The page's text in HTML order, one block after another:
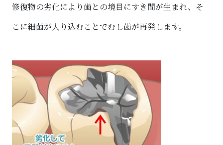
修復物の劣化により歯との境目にすき間が生まれ、そ
こに細菌が入り込むことでむし歯が再発します。